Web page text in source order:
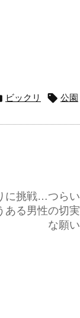
ビックリ  公園
に挑戦…つらい
ある男性の切実
な願い